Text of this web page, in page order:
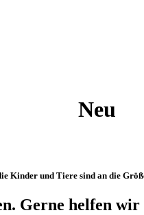
Neu
Kinder und Tiere sind an die
Gerne helfen